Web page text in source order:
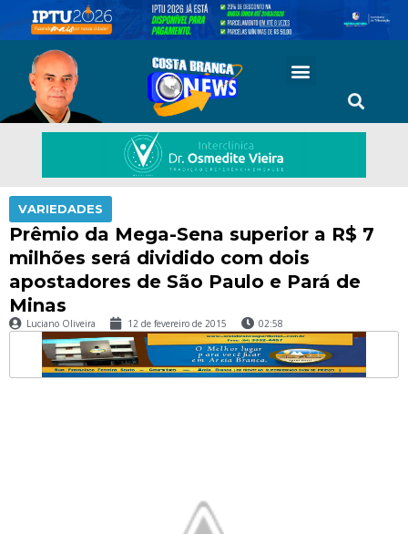
VARIEDADES
Prêmio da Mega-Sena superior a R$ 7
milhões será dividido com dois
apostadores de São Paulo e Pará de
Minas
Luciano Oliveira 12 de fevereiro de 2015 02:58